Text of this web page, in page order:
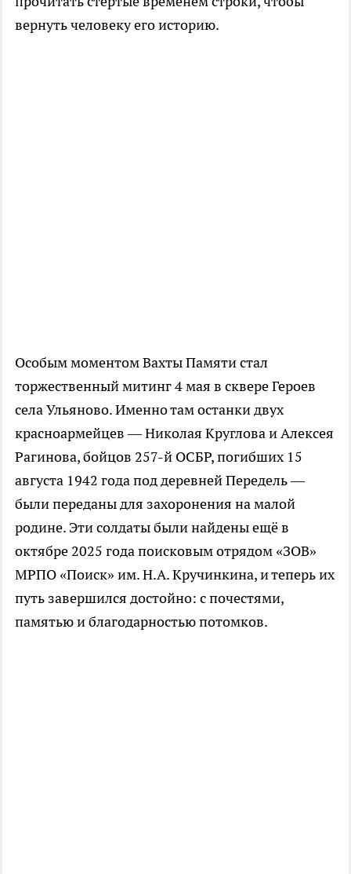
вернуть человеку его историю.
Особым моментом Вахты Памяти стал
торжественный митинг 4 мая в сквере Героев
села Ульяново. Именно там останки двух
красноармейцев — Николая Круглова и Алексея
Рагинова, бойцов 257-й ОСБР, погибших 15
августа 1942 года под деревней Передель —
были переданы для захоронения на малой
родине. Эти солдаты были найдены ещё в
октябре 2025 года поисковым отрядом «ЗОВ»
МРПО «Поиск» им. Н.А. Кручинкина, и теперь их
путь завершился достойно: с почестями,
памятью и благодарностью потомков.